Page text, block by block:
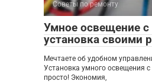
Советы по ремонту
Умное освещение с
установка своими
Мечтаете об удобном
Установка умного освещения
просто! Экономия,